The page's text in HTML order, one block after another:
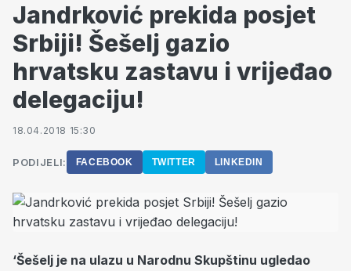
Jandrković prekida posjet
Srbiji! Šešelj gazio
hrvatsku zastavu i vrijeđao
delegaciju!
18.04.2018 15:30
PODIJELI: FACEBOOK TWITTER LINKEDIN
‘Šešelj je na ulazu u Narodnu Skupštinu ugledao